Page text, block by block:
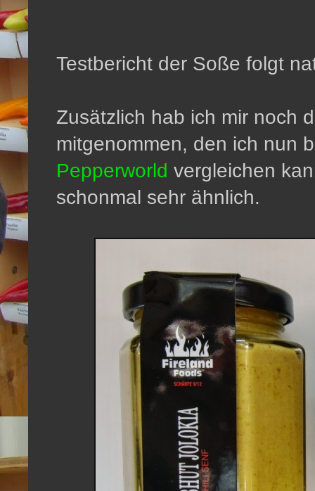
Testbericht der Soße folgt
Zusätzlich hab ich mir noch
mitgenommen, den ich nun
Pepperworld vergleichen
schonmal sehr ähnlich.